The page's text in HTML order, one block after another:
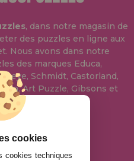
, dans notre magasin de
des puzzles en ligne aux
Nous avons dans notre
des marques Educa,
Schmidt, Castorland,
Art Puzzle, Gibsons et
cookies
cookies techniques